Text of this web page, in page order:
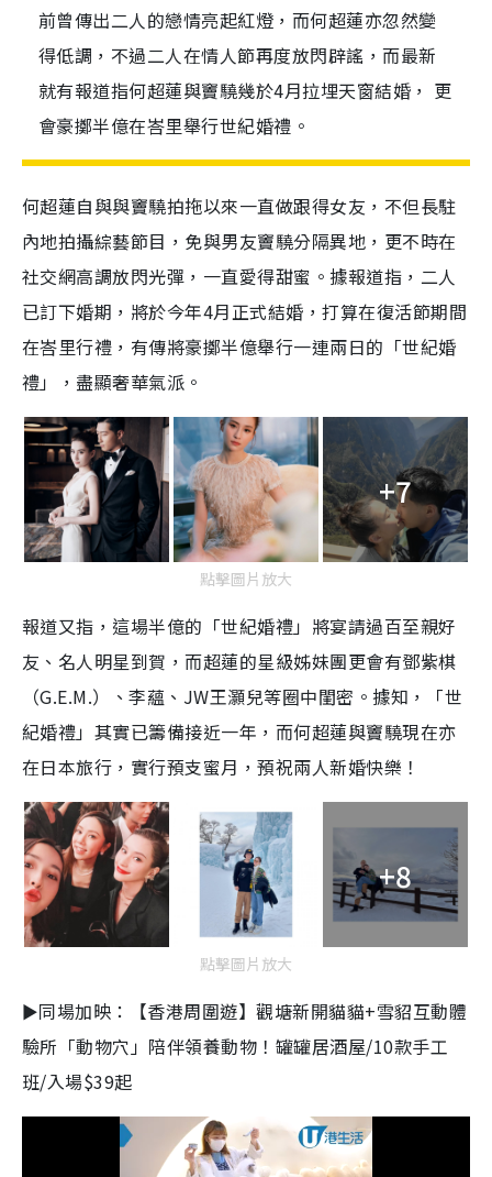
前曾傳出二人的戀情亮起紅燈，而何超蓮亦忽然變
得低調，不過二人在情人節再度放閃辟謠，而最新
就有報道指何超蓮與竇驍幾於4月拉埋天窗結婚， 更
會豪擲半億在峇里舉行世紀婚禮。
何超蓮自與與竇驍拍拖以來一直做跟得女友，不但長駐
內地拍攝綜藝節目，免與男友竇驍分隔異地，更不時在
社交網高調放閃光彈，一直愛得甜蜜。據報道指，二人
已訂下婚期，將於今年4月正式結婚，打算在復活節期間
在峇里行禮，有傳將豪擲半億舉行一連兩日的「世紀婚
禮」，盡顯奢華氣派。
+7
點擊圖片放大
報道又指，這場半億的「世紀婚禮」將宴請過百至親好
友、名人明星到賀，而超蓮的星級姊妹團更會有鄧紫棋
（G.E.M.）、李蘊、JW王灝兒等圈中閨密。據知，「世
紀婚禮」其實已籌備接近一年，而何超蓮與竇驍現在亦
在日本旅行，實行預支蜜月，預祝兩人新婚快樂！
+8
點擊圖片放大
►同場加映：【香港周圍遊】觀塘新開貓貓+雪貂互動體
驗所「動物穴」陪伴領養動物！罐罐居酒屋/10款手工
班/入場$39起